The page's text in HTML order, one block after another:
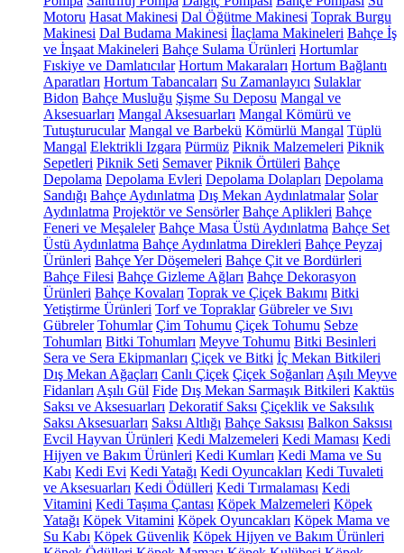
Motoru Hasat Makinesi Dal Öğütme Makinesi Toprak Burgu
Makinesi Dal Budama Makinesi İlaçlama Makineleri Bahçe İş
ve İnşaat Makineleri Bahçe Sulama Ürünleri Hortumlar
Fıskiye ve Damlatıcılar Hortum Makaraları Hortum Bağlantı
Aparatları Hortum Tabancaları Su Zamanlayıcı Sulaklar
Bidon Bahçe Musluğu Şişme Su Deposu Mangal ve
Aksesuarları Mangal Aksesuarları Mangal Kömürü ve
Tutuşturucular Mangal ve Barbekü Kömürlü Mangal Tüplü
Mangal Elektrikli Izgara Pürmüz Piknik Malzemeleri Piknik
Sepetleri Piknik Seti Semaver Piknik Örtüleri Bahçe
Depolama Depolama Evleri Depolama Dolapları Depolama
Sandığı Bahçe Aydınlatma Dış Mekan Aydınlatmalar Solar
Aydınlatma Projektör ve Sensörler Bahçe Aplikleri Bahçe
Feneri ve Meşaleler Bahçe Masa Üstü Aydınlatma Bahçe Set
Üstü Aydınlatma Bahçe Aydınlatma Direkleri Bahçe Peyzaj
Ürünleri Bahçe Yer Döşemeleri Bahçe Çit ve Bordürleri
Bahçe Filesi Bahçe Gizleme Ağları Bahçe Dekorasyon
Ürünleri Bahçe Kovaları Toprak ve Çiçek Bakımı Bitki
Yetiştirme Ürünleri Torf ve Topraklar Gübreler ve Sıvı
Gübreler Tohumlar Çim Tohumu Çiçek Tohumu Sebze
Tohumları Bitki Tohumları Meyve Tohumu Bitki Besinleri
Sera ve Sera Ekipmanları Çiçek ve Bitki İç Mekan Bitkileri
Dış Mekan Ağaçları Canlı Çiçek Çiçek Soğanları Aşılı Meyve
Fidanları Aşılı Gül Fide Dış Mekan Sarmaşık Bitkileri Kaktüs
Saksı ve Aksesuarları Dekoratif Saksı Çiçeklik ve Saksılık
Saksı Aksesuarları Saksı Altlığı Bahçe Saksısı Balkon Saksısı
Evcil Hayvan Ürünleri Kedi Malzemeleri Kedi Maması Kedi
Hijyen ve Bakım Ürünleri Kedi Kumları Kedi Mama ve Su
Kabı Kedi Evi Kedi Yatağı Kedi Oyuncakları Kedi Tuvaleti
ve Aksesuarları Kedi Ödülleri Kedi Tırmalaması Kedi
Vitamini Kedi Taşıma Çantası Köpek Malzemeleri Köpek
Yatağı Köpek Vitamini Köpek Oyuncakları Köpek Mama ve
Su Kabı Köpek Güvenlik Köpek Hijyen ve Bakım Ürünleri